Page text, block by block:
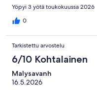
Yöpyi 3 yötä toukokuussa 2026
0
Tarkistettu arvostelu
6/10 Kohtalainen
Malysavanh
16.5.2026